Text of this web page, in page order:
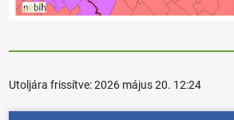
Utoljára frissítve:2026 május 20. 12:24